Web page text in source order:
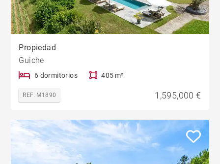
Propiedad
Guiche
6 dormitorios 405 m²
REF. M1890 1,595,000 €